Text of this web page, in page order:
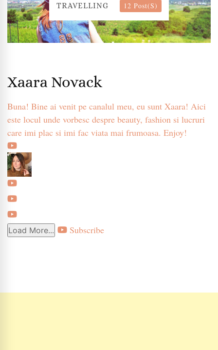
TRAVELLING 12 Post(s)
Xaara Novack
Buna! Bine ai venit pe canalul meu, eu sunt Xaara! Aici
este locul unde vorbesc despre beauty, fashion si lucruri
care imi plac si imi fac viata mai frumoasa. Enjoy!
Load More... Subscribe